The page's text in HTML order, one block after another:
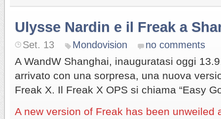
Ulysse Nardin e il Freak a
Set. 13 Mondovision no comments
A WandW Shanghai, inauguratasi oggi
arrivato con una sorpresa, una nuova
Freak X. Il Freak X OPS si chiama “Easy
A new version of Freak has been unweiled